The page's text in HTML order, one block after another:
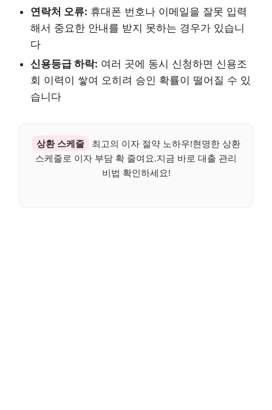
연락처 오류: 휴대폰 번호나 이메일을 잘못 입력
해서 중요한 안내를 받지 못하는 경우가 있습니
다
신용등급 하락: 여러 곳에 동시 신청하면 신용조
회 이력이 쌓여 오히려 승인 확률이 떨어질 수 있
습니다
상환 스케줄
최고의 이자 절약 노하우!현명한 상환
스케줄로 이자 부담 확 줄여요.지금 바로 대출 관리
비법 확인하세요!